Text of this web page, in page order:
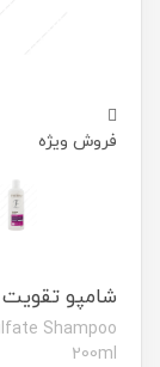
فروش ویژه
شامپو تقویت
Shampoo
200ml